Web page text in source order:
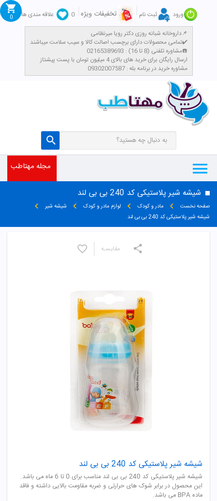
ورود ثبت نام تخفیفات ویژه 0
علاقه مندی ها
داروخانه شبانه روزی دکتر رویا میرنظامی📌
تمامی محصولات دارای برچسب اصالت کالا و سیب سلامت میباشند✔️
مشاوره تلفنی (8 تا 16) : 02165389693☎️
​ارسال رایگان برای خرید های بالای 4 میلیون تومان با پست پیشتاز
مشاوره خرید در برنامه بله : 09302007587
0
مجله مهتاطب
شیشه شیر پلاستیکی کد 240 بی بی لند
صفحه نخست مادر و کودک لوازم مادر و کودک
شیشه شیر
شیشه شیر پلاستیکی کد 240 بی بی لند
شیشه شیر پلاستیکی کد 240 بی بی لند
شیشه شیر پلاستیکی کد 240 بی بی لند مناسب برای 0 تا 6 ماه می باشد.
این محصول در برابر شوک های حرارتی و ضربه مقاومت بالایی داشته و فاقد
ماده BPA می باشد.
مقایسـه